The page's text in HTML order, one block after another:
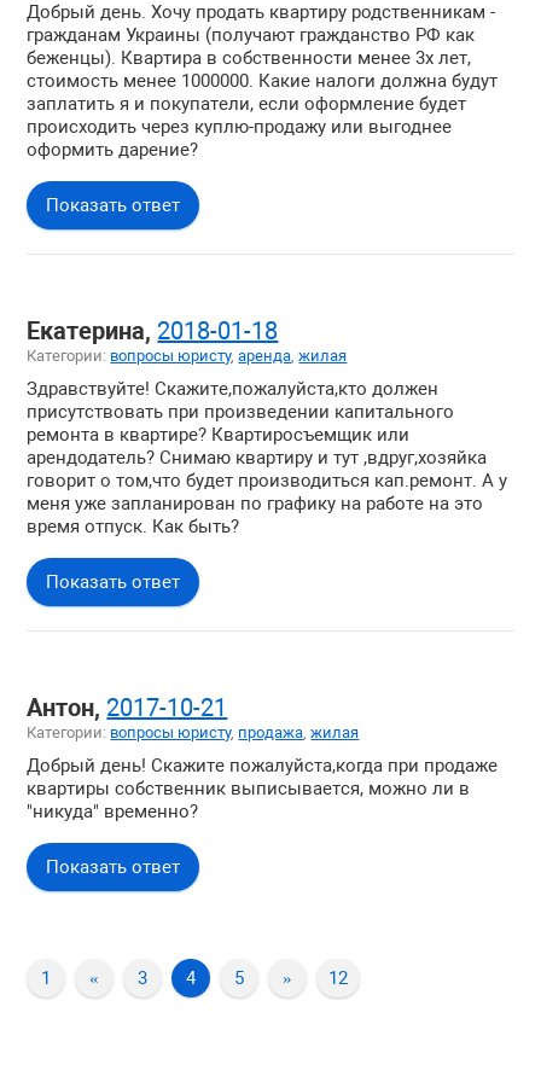
Добрый день. Хочу продать квартиру родственникам -
гражданам Украины (получают гражданство РФ как
беженцы). Квартира в собственности менее 3х лет,
стоимость менее 1000000. Какие налоги должна будут
заплатить я и покупатели, если оформление будет
происходить через куплю-продажу или выгоднее
оформить дарение?
Показать ответ
Екатерина, 2018-01-18
Категории: вопросы юристу,аренда,жилая
Здравствуйте! Скажите,пожалуйста,кто должен
присутствовать при произведении капитального
ремонта в квартире? Квартиросъемщик или
арендодатель? Снимаю квартиру и тут ,вдруг,хозяйка
говорит о том,что будет производиться кап.ремонт. А у
меня уже запланирован по графику на работе на это
время отпуск. Как быть?
Показать ответ
Антон, 2017-10-21
Категории: вопросы юристу, продажа,жилая
Добрый день! Скажите пожалуйста,когда при продаже
квартиры собственник выписывается, можно ли в
"никуда" временно?
Показать ответ
1 « 3 4 5 » 12